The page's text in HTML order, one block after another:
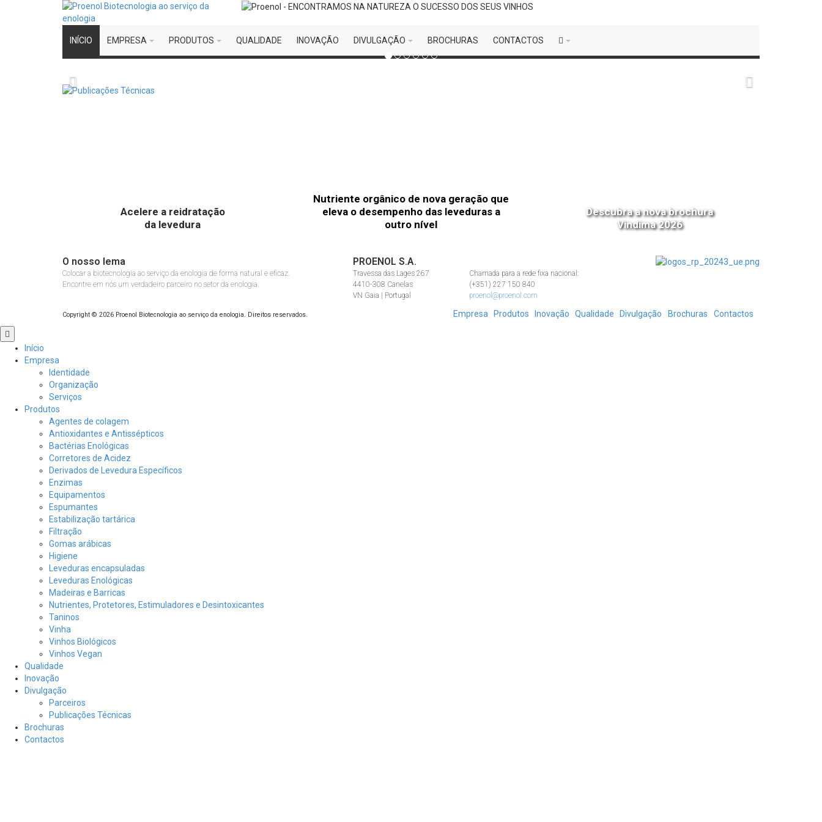
INÍCIO EMPRESA PRODUTOS QUALIDADE INOVAÇÃO DIVULGAÇÃO BROCHURAS CONTACTOS
Dupla bioproteção para vinhos brancos e rosés.
Acelere a reidratação
da levedura
Nutriente orgânico de nova geração que
eleva o desempenho das leveduras a
outro nível
Descubra a nova brochura
Vindima 2026
O nosso lema
Colocar a biotecnologia ao serviço da enologia de forma natural e eficaz.
Encontre em nós um verdadeiro parceiro no setor da enologia.
PROENOL S.A.
Travessa das Lages 267
4410-308 Canelas
VN Gaia | Portugal
Chamada para a rede fixa nacional:
(+351) 227 150 840
proenol@proenol.com
Copyright © 2026 Proenol Biotecnologia ao serviço da enologia. Direitos reservados. Empresa Produtos Inovação Qualidade Divulgação Brochuras
Contactos
Role
para
cima
Início
Empresa
Identidade
Organização
Serviços
Produtos
Agentes de colagem
Antioxidantes e Antissépticos
Bactérias Enológicas
Corretores de Acidez
Derivados de Levedura Específicos
Enzimas
Equipamentos
Espumantes
Estabilização tartárica
Filtração
Gomas arábicas
Higiene
Leveduras encapsuladas
Leveduras Enológicas
Madeiras e Barricas
Nutrientes, Protetores, Estimuladores e Desintoxicantes
Taninos
Vinha
Vinhos Biológicos
Vinhos Vegan
Qualidade
Inovação
Divulgação
Parceiros
Publicações Técnicas
Brochuras
Contactos